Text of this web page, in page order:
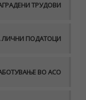
ТРУДОВИ
ЛИЧНИ ПОДАТОЦИ
ВО АСО